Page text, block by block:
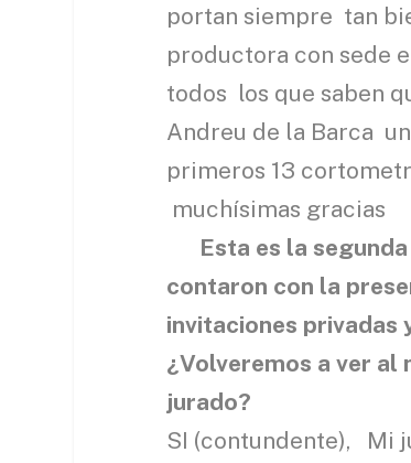
portan siempre tan
productora con sede
todos los que saben
Andreu de la Barca
primeros 13
Esta es la
contaron con la
invitaciones privadas
¿Volveremos a ver al
jurado?
SI (contundente), Mi